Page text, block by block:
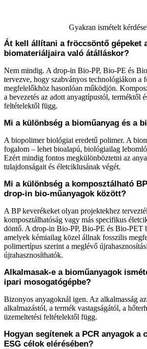
Gyakran ismételt
Át kell állítani a fröccsöntő gépeket
biomateriáljaira való átálláskor?
Nem mindig. A drop-in Bio-PP, Bio-PE és
tervezve, hogy szabványos technológiákon a
megfelelőkhöz hasonlóan működjön.
a bevezetés az adott anyagtípustól, terméktől
feltételektől függ.
Mi a különbség a bioműanyag és a
A biopolimer biológiai eredetű polimer. A
fogalom – lehet bioalapú, biológiailag
Ezért mindig fontos megkülönböztetni az
tulajdonságait és életciklusának végét.
Mi a különbség a komposztálható
drop-in bio-műanyagok között?
A BP keverékeket olyan projektekhez
komposztálhatóság vagy más specifikus
döntő. A drop-in Bio-PP, Bio-PE és Bio-PET
amelyek kémiailag közel állnak fosszilis
polimertípus szerint a meglévő
újrahasznosíthatók.
Alkalmasak-e a bioműanyagok
ipari mosogatógépbe?
Bizonyos anyagoknál igen. Az alkalmasság
alkalmazástól, a termék vastagságától, a
üzemeltetési feltételektől függ.
Hogyan segítenek a PCR anyagok a
ESG célok elérésében?